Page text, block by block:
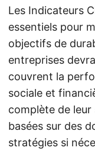
Les Indicateurs
essentiels pour
objectifs de
entreprises
couvrent la
sociale et
complète de
basées sur des
stratégies si